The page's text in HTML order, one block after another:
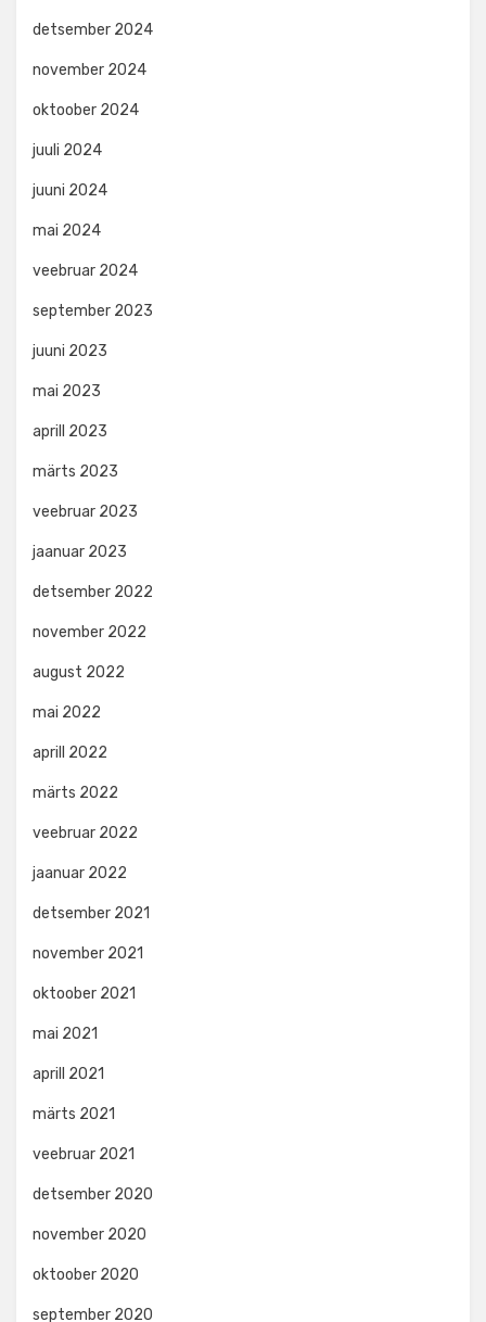
detsember 2024
november 2024
oktoober 2024
juuli 2024
juuni 2024
mai 2024
veebruar 2024
september 2023
juuni 2023
mai 2023
aprill 2023
märts 2023
veebruar 2023
jaanuar 2023
detsember 2022
november 2022
august 2022
mai 2022
aprill 2022
märts 2022
veebruar 2022
jaanuar 2022
detsember 2021
november 2021
oktoober 2021
mai 2021
aprill 2021
märts 2021
veebruar 2021
detsember 2020
november 2020
oktoober 2020
september 2020